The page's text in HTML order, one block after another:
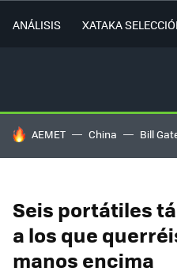
ANÁLISIS XATAKA
HOY SE HABLA DE
AEMET China Bill
Seis portátiles
a los que
manos encima